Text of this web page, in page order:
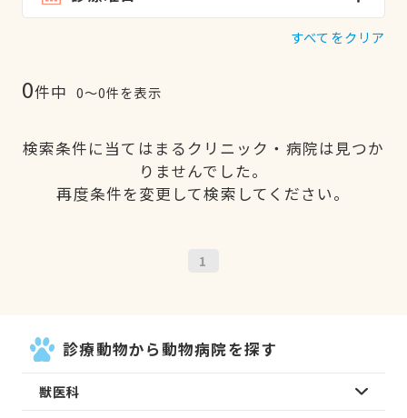
すべてをクリア
0件中 0〜0件を表示
検索条件に当てはまるクリニック・病院は見つか
りませんでした。
再度条件を変更して検索してください。
1
診療動物から動物病院を探す
獣医科